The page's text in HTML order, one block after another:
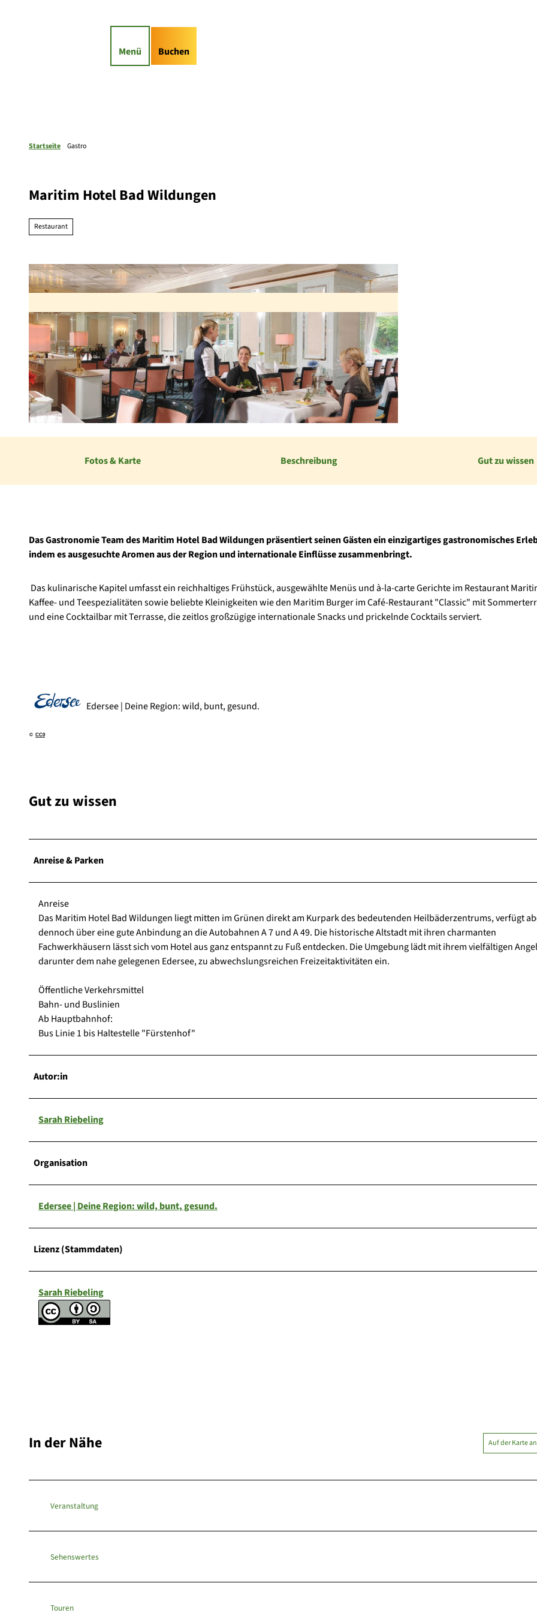
Menü Buchen
Kontaktformular
Startseite Gastro
Maritim Hotel Bad Wildungen
Restaurant
Fotos & Karte Beschreibung Gut zu wissen
Das Gastronomie Team des Maritim Hotel Bad Wildungen präsentiert seinen Gästen ein einzigartiges gastronomisches
indem es ausgesuchte Aromen aus der Region und internationale Einflüsse zusammenbringt.
Das kulinarische Kapitel umfasst ein reichhaltiges Frühstück, ausgewählte Menüs und à-la-carte Gerichte im Restaurant
Kaffee- und Teespezialitäten sowie beliebte Kleinigkeiten wie den Maritim Burger im Café-Restaurant "Classic" mit
und eine Cocktailbar mit Terrasse, die zeitlos großzügige internationale Snacks und prickelnde Cocktails serviert.
© CC0
Edersee | Deine Region: wild, bunt, gesund.
Gut zu wissen
Anreise & Parken
Anreise
Das Maritim Hotel Bad Wildungen liegt mitten im Grünen direkt am Kurpark des bedeutenden Heilbäderzentrums, verfügt
dennoch über eine gute Anbindung an die Autobahnen A 7 und A 49. Die historische Altstadt mit ihren charmanten
Fachwerkhäusern lässt sich vom Hotel aus ganz entspannt zu Fuß entdecken. Die Umgebung lädt mit ihrem vielfältigen
darunter dem nahe gelegenen Edersee, zu abwechslungsreichen Freizeitaktivitäten ein.
Öffentliche Verkehrsmittel
Bahn- und Buslinien
Ab Hauptbahnhof:
Bus Linie 1 bis Haltestelle "Fürstenhof"
Autor:in
Sarah Riebeling
Organisation
Edersee | Deine Region: wild, bunt, gesund.
Lizenz (Stammdaten)
Sarah Riebeling
In der Nähe Auf der Karte
Veranstaltung
Sehenswertes
Touren